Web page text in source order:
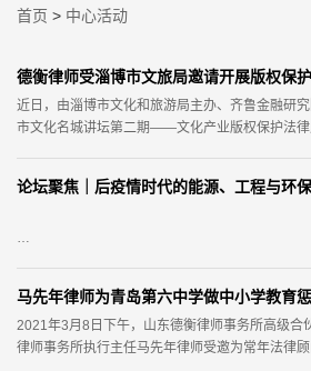
首页 > 中心活动
近日，由淄博市文化和旅游局主办、齐鲁金融研
市文化名城讲坛第二期——文化产业版权保护法律
2021年3月19日，由全球中国企业法务协会（
2021年3月8日下午，山东德衡律师事务所高级合
律师事务所执行主任马先年律师受邀为常年法律